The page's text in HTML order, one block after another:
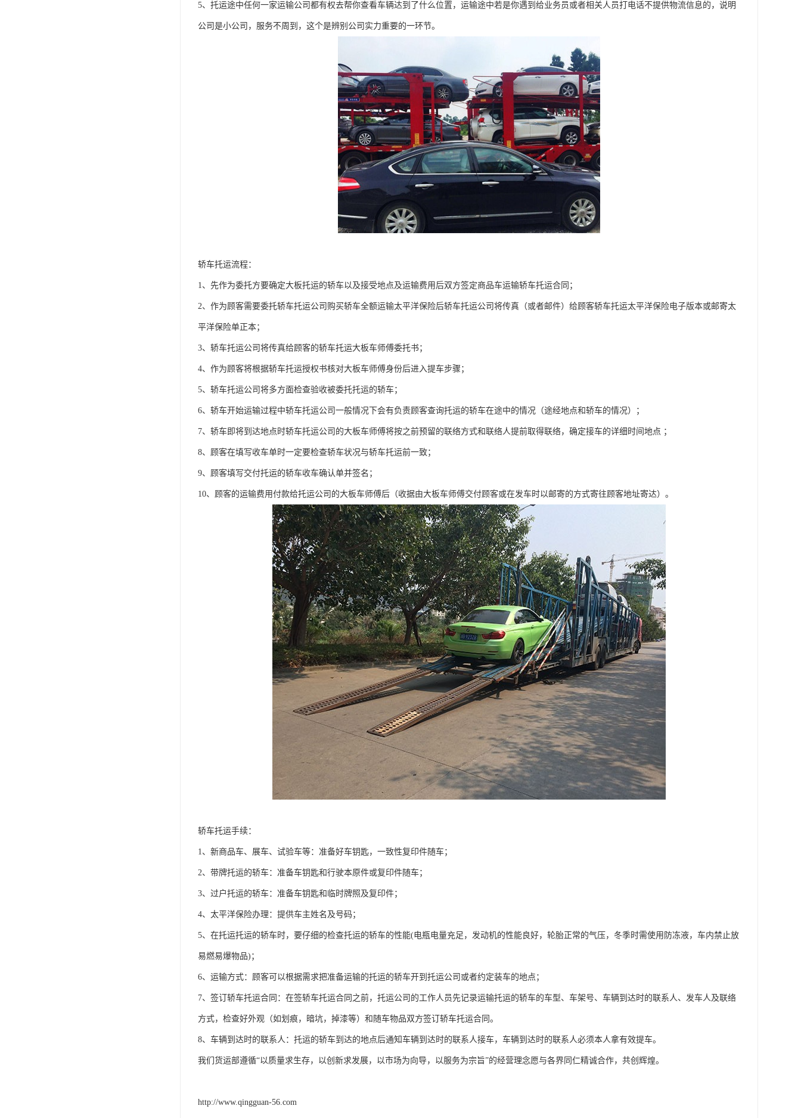
5、托运途中任何一家运输公司都有权去帮你查看车辆达到了什么位置，运输途中若是你遇到给业务员或者相关人员打电话不提供物流信息的，说明
公司是小公司，服务不周到，这个是辨别公司实力重要的一环节。
轿车托运流程：
1、先作为委托方要确定大板托运的轿车以及接受地点及运输费用后双方签定商品车运输轿车托运合同；
2、作为顾客需要委托轿车托运公司购买轿车全额运输太平洋保险后轿车托运公司将传真（或者邮件）给顾客轿车托运太平洋保险电子版本或邮寄太
平洋保险单正本；
3、轿车托运公司将传真给顾客的轿车托运大板车师傅委托书；
4、作为顾客将根据轿车托运授权书核对大板车师傅身份后进入提车步骤；
5、轿车托运公司将多方面检查验收被委托托运的轿车；
6、轿车开始运输过程中轿车托运公司一般情况下会有负责顾客查询托运的轿车在途中的情况（途经地点和轿车的情况）；
7、轿车即将到达地点时轿车托运公司的大板车师傅将按之前预留的联络方式和联络人提前取得联络，确定接车的详细时间地点 ；
8、顾客在填写收车单时一定要检查轿车状况与轿车托运前一致；
9、顾客填写交付托运的轿车收车确认单并签名；
10、顾客的运输费用付款给托运公司的大板车师傅后（收据由大板车师傅交付顾客或在发车时以邮寄的方式寄往顾客地址寄达）。
轿车托运手续：
1、新商品车、展车、试验车等：准备好车钥匙，一致性复印件随车；
2、带牌托运的轿车：准备车钥匙和行驶本原件或复印件随车；
3、过户托运的轿车：准备车钥匙和临时牌照及复印件；
4、太平洋保险办理：提供车主姓名及号码；
5、在托运托运的轿车时，要仔细的检查托运的轿车的性能(电瓶电量充足，发动机的性能良好，轮胎正常的气压，冬季时需使用防冻液，车内禁止放
易燃易爆物品)；
6、运输方式：顾客可以根据需求把准备运输的托运的轿车开到托运公司或者约定装车的地点；
7、签订轿车托运合同：在签轿车托运合同之前，托运公司的工作人员先记录运输托运的轿车的车型、车架号、车辆到达时的联系人、发车人及联络
方式，检查好外观（如划痕，暗坑，掉漆等）和随车物品双方签订轿车托运合同。
8、车辆到达时的联系人：托运的轿车到达的地点后通知车辆到达时的联系人接车，车辆到达时的联系人必须本人拿有效提车。
我们货运部遵循“以质量求生存，以创新求发展，以市场为向导，以服务为宗旨”的经营理念愿与各界同仁精诚合作，共创辉煌。
http://www.qingguan-56.com